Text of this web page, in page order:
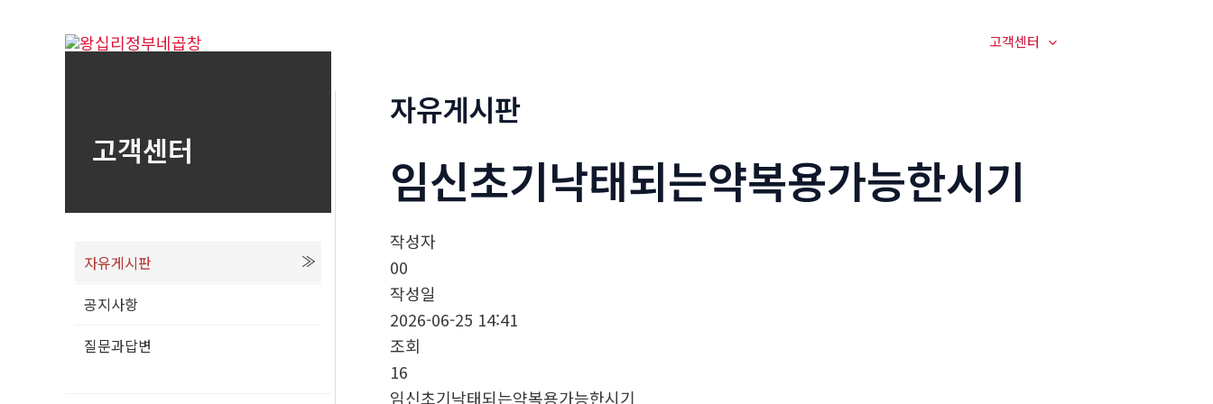
고객센터
고객센터
자유게시판
공지사항
질문과답변
자유게시판
임신초기낙태되는약복용가능한시기
작성자
00
작성일
2026-06-25 14:41
조회
16
임신초기낙태되는약복용가능한시기